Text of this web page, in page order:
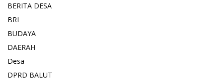
BERITA DESA
BRI
BUDAYA
DAERAH
Desa
DPRD BALUT